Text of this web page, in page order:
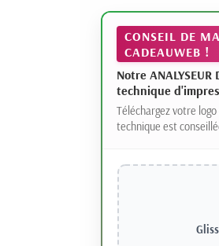
CONSEIL DE
CADEAUWEB !
Notre
technique
Téléchargez votre
technique est